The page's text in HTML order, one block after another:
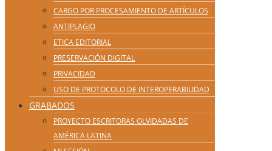
CARGO POR PROCESAMIENTO DE ARTÍCULOS
ANTIPLAGIO
ETICA EDITORIAL
PRESERVACIÓN DIGITAL
PRIVACIDAD
USO DE PROTOCOLO DE INTEROPERABILIDAD
GRABADOS
PROYECTO ESCRITORAS OLVIDADAS DE
AMÉRICA LATINA